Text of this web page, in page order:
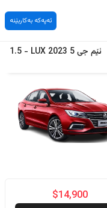
ئەپەکە بەکاربێنە
ئێم جی5
2023
LUX
-
1.5
$14,900